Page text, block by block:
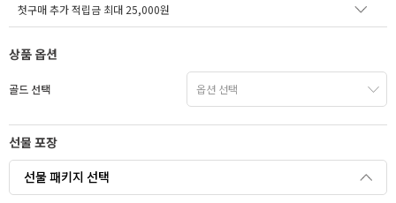
첫구매 추가 적립금 최대 25,000원
상품 옵션
골드 선택
선물 포장
선물 패키지 선택